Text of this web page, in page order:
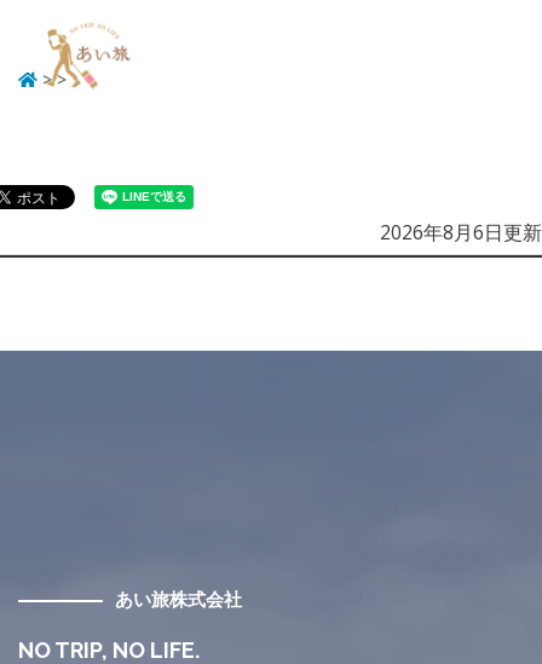
>>
2026年8月6日更新
あい旅株式会社
NO TRIP, NO LIFE.